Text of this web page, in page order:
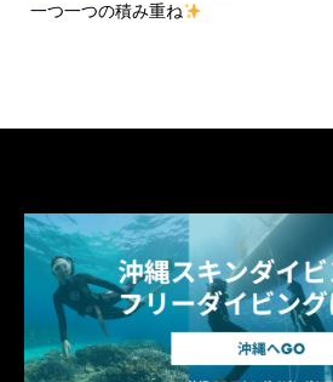
一つ一つの積み重ね